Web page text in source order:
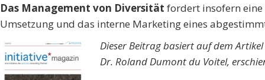
Das Management von Diversität fordert insofern eine
Umsetzung und das interne Marketing eines
Dieser Beitrag basiert auf dem
Dr. Roland Dumont du Voitel,